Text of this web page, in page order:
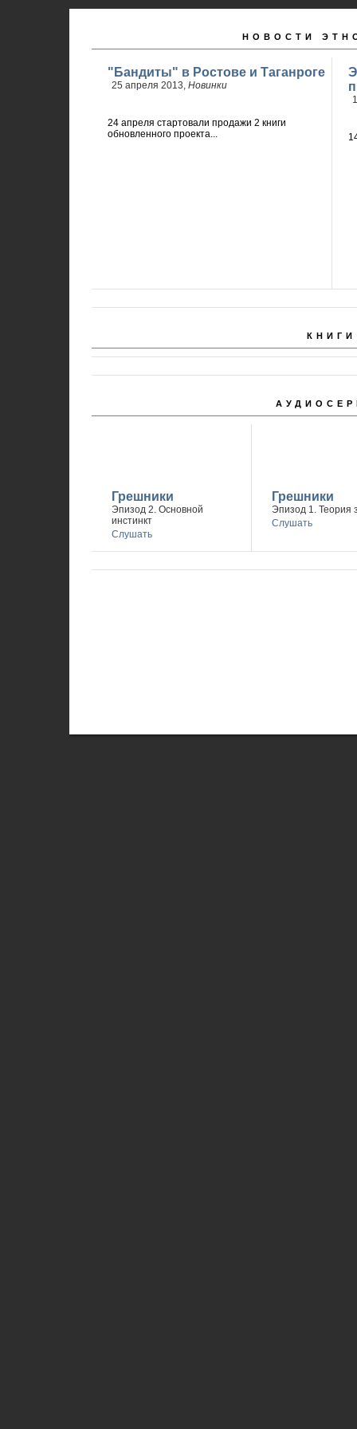
НОВОСТИ
"Бандиты" в Ростове и Таганроге
25 апреля 2013, Новинки
24 апреля стартовали продажи 2 книги
обновленного проекта...
КНИГИ
Грешники
Эпизод 2. Основной
инстинкт
Слушать
Грешники
Эпизод 1. Теория
Слушать